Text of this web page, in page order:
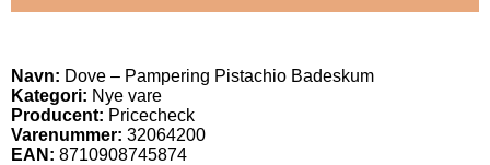
Navn: Dove – Pampering Pistachio Badeskum
Kategori: Nye vare
Producent: Pricecheck
Varenummer: 32064200
EAN: 8710908745874